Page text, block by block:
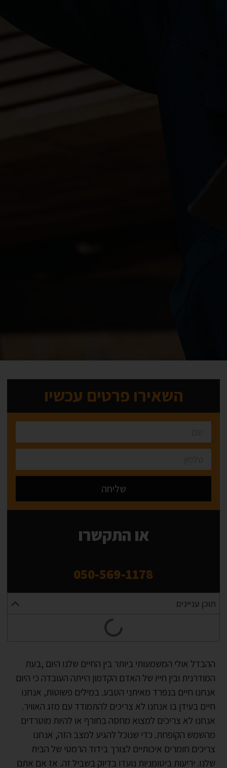
ההבדל אולי המשמעותי ביותר בין החיים שלנו היום ,בעת
המודרנית ובין חייו של האדם הקדמון הייתה העובדה כי היום
אנחנו חיים בנפרד מאיתני הטבע. במילים פשוטות, אנחנו
חיים בעידן בו אנחנו לא צריכים להתמודד עם מזג האוויר.
אנחנו לא צריכים למצוא מחסה בחורף או להיות מוטרדים
מהשמש הקופחת. כדי שנוכל להגיע למצב הזה, אנחנו
צריכים חומרים איכותיים לצורך בידוד הרמטי של הבית
שלנו. יריעות ביטומניות נועדו בדיוק בשביל זה. אז אם אתם
השאירו פרטים עכשיו
שליחה
Alternative:
או התקשרו
050-569-1178
תוכן עניינים